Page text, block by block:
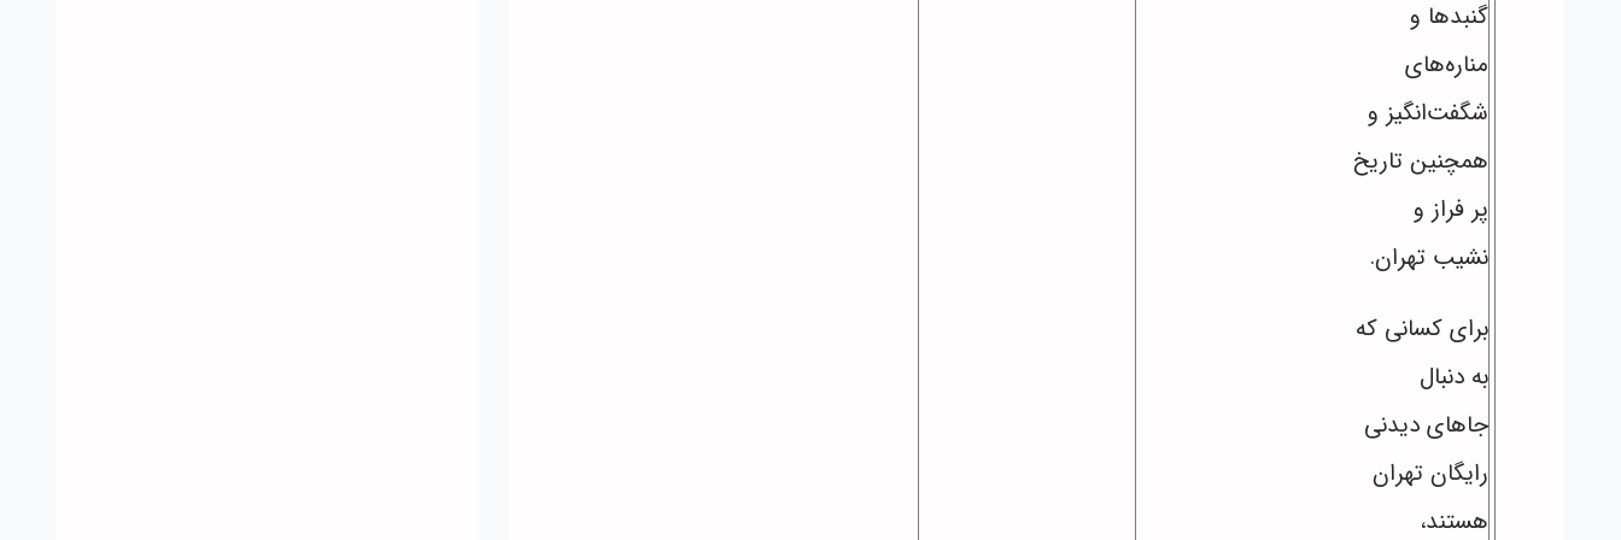
گنبدها و
مناره‌های
شگفت‌انگیز و
همچنین تاریخ
پر فراز و
نشیب تهران.
برای کسانی که
به دنبال
جاهای دیدنی
رایگان تهران
هستند،